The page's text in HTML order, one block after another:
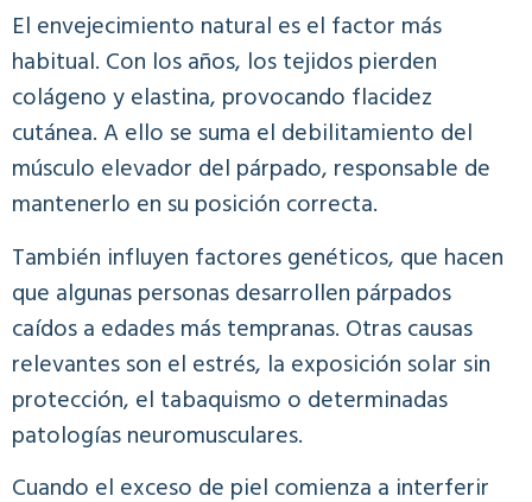
El envejecimiento natural es el factor más
habitual. Con los años, los tejidos pierden
colágeno y elastina, provocando flacidez
cutánea. A ello se suma el debilitamiento del
músculo elevador del párpado, responsable de
mantenerlo en su posición correcta.
También influyen factores genéticos, que hacen
que algunas personas desarrollen párpados
caídos a edades más tempranas. Otras causas
relevantes son el estrés, la exposición solar sin
protección, el tabaquismo o determinadas
patologías neuromusculares.
Cuando el exceso de piel comienza a interferir